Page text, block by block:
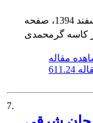
کاسه گرمحمدی
مقاله
7.